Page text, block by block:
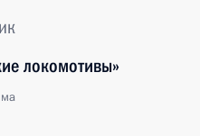
локомотивы»